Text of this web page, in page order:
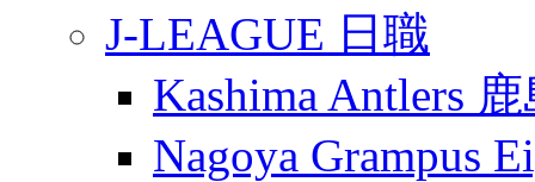
J-LEAGUE 日職
Kashima Antlers
Nagoya Grampus